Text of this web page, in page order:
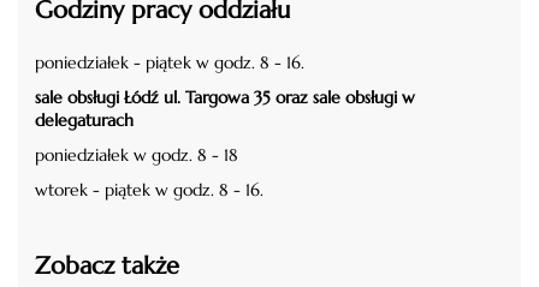
Godziny pracy oddziału
poniedziałek - piątek w godz. 8 - 16.
sale obsługi Łódź ul. Targowa 35 oraz sale obsługi w
delegaturach
poniedziałek w godz. 8 - 18
wtorek - piątek w godz. 8 - 16.
Zobacz także